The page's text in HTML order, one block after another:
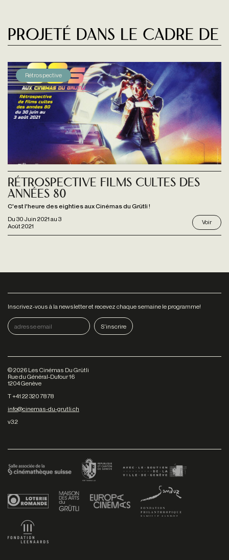
Projeté dans le cadre de
Rétrospective
Du 30 Juin 2021 au 3
Août 2021
Rétrospective Films cultes des
années 80
C'est l'heure des eighties aux Cinémas du Grütli !
Voir
Inscrivez-vous à la newsletter et recevez chaque semaine le programme!
©2026 Les Cinémas Du Grütli
Rue du Général-Dufour 16
1204 Genève
T +41 22 320 78 78
info@cinemas-du-grutli.ch
v3.2